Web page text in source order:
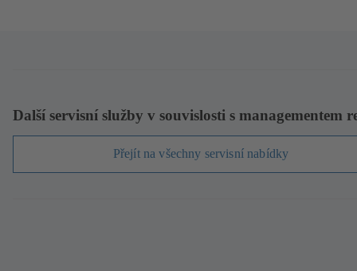
Další servisní služby v souvislosti s managementem
Přejít na všechny servisní nabídky